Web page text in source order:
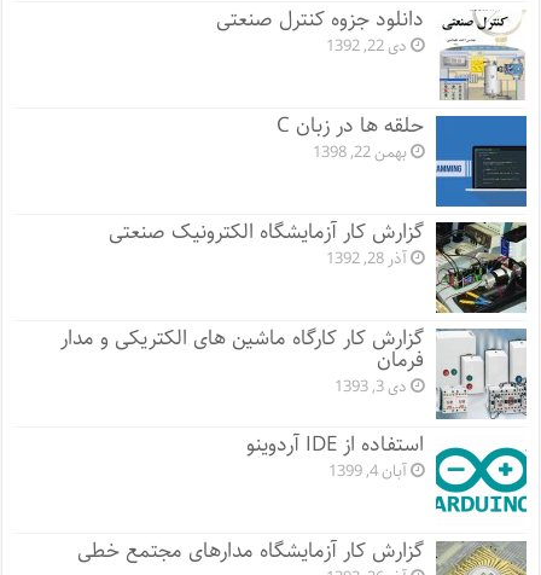
دانلود جزوه کنترل صنعتی
دی 22, 1392
حلقه ها در زبان C
بهمن 22, 1398
گزارش کار آزمایشگاه الکترونیک صنعتی
آذر 28, 1392
گزارش کار کارگاه ماشین های الکتریکی و مدار
فرمان
دی 3, 1393
استفاده از IDE آردوینو
آبان 4, 1399
گزارش کار آزمایشگاه مدارهای مجتمع خطی